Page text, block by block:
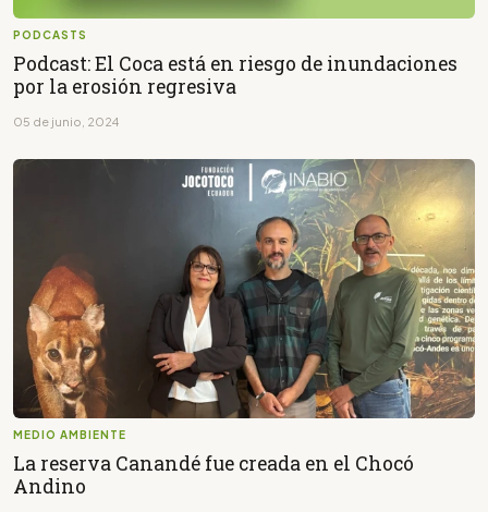
PODCASTS
Podcast: El Coca está en riesgo de inundaciones
por la erosión regresiva
05 de junio, 2024
MEDIO AMBIENTE
La reserva Canandé fue creada en el Chocó
Andino